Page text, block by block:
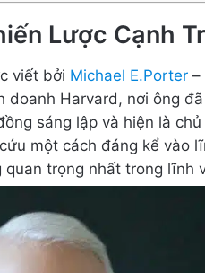
Lược Cạnh
viết bởi Michael E.Porter –
doanh Harvard, nơi ông
sáng lập và hiện là
một cách đáng kể vào
trọng nhất trong lĩnh